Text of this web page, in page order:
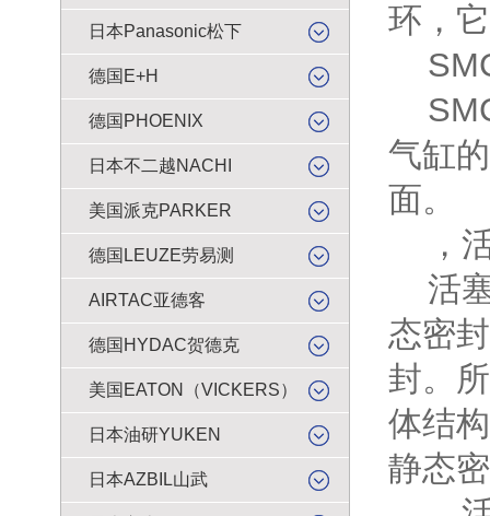
日本Panasonic松下
德国E+H
德国PHOENIX
日本不二越NACHI
美国派克PARKER
德国LEUZE劳易测
AIRTAC亚德客
德国HYDAC贺德克
美国EATON（VICKERS）
日本油研YUKEN
日本AZBIL山武
环，
气缸
面。
，
活塞
态密
封。
体结
静态